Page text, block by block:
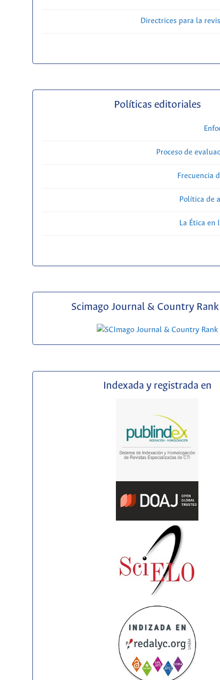
Directrices para la
Políticas editoriales
Proceso de
Frecuencia
Política de
La Ética en
Scimago Journal & Country Rank
Indexada y registrada en